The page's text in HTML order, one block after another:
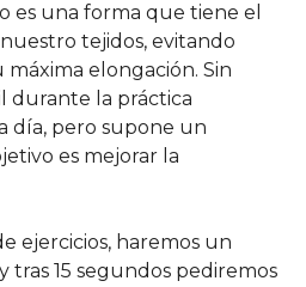
es una forma que tiene el
tejidos, evitando
máxima elongación. Sin
durante la práctica
día, pero supone un
es mejorar la
ejercicios, haremos un
tras 15 segundos pediremos